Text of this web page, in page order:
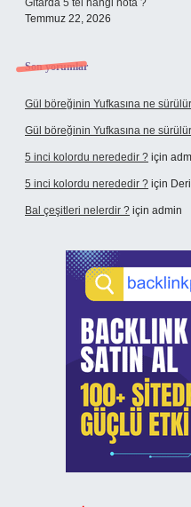
Gitarda 5 tel hangi nota ?
Temmuz 22, 2026
Son yorumlar
Gül böreğinin Yufkasına ne
Gül böreğinin Yufkasına ne
5 inci kolordu nerededir ? için
5 inci kolordu nerededir ? için
Bal çeşitleri nelerdir ? için admin